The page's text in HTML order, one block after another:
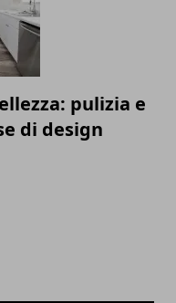
pulizia e
di design